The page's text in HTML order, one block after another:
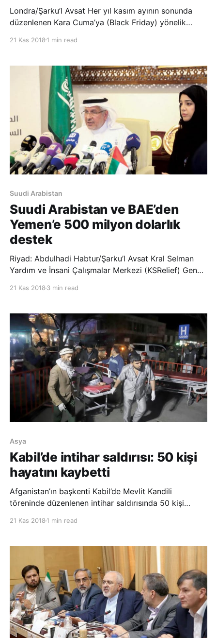
Londra/Şarku’l Avsat Her yıl kasım ayının sonunda
düzenlenen Kara Cuma’ya (Black Friday) yönelik
indirimlerin genellikle kurgusal ve aldatıcı olduğunu
tarafından bir grup tüketicinin katıl
21 Kas 2018 1 min read
Suudi Arabistan
Suudi Arabistan ve BAE’den
Yemen’e 500 milyon dolarlık
destek
Riyad: Abdulhadi Habtur/Şarku’l Avsat Kral Selman
Yardım ve İnsani Çalışmalar Merkezi (KSRelief) Genel
yetkililer, Suudi Arabistan ve B
21 Kas 2018 3 min read
Asya
Kabil’de intihar saldırısı: 50 kişi
hayatını kaybetti
Afganistan’ın başkenti Kabil’de Mevlit Kandili
töreninde düzenlenen intihar saldırısında 50 kişi
Salonu’nda Mevlit Kandili töreni esnası
21 Kas 2018 1 min read